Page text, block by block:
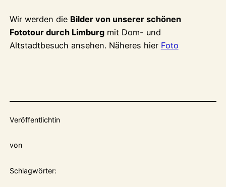
Wir werden die Bilder von unserer schönen
Fototour durch Limburgmit Dom- und
Altstadtbesuch ansehen. Näheres hier Foto
Veröffentlichtin
von
Schlagwörter: